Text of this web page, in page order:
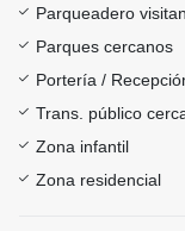
Parqueadero
Parques cercanos
Portería /
Trans. público
Zona infantil
Zona residencial